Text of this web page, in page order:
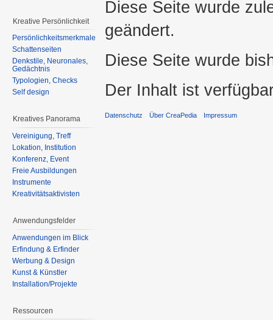
Kreative Persönlichkeit
Persönlichkeitsmerkmale
Schattenseiten
Denkstile, Neuronales,
Gedächtnis
Typologien, Checks
Self design
Kreatives Panorama
Vereinigung, Treff
Lokation, Institution
Konferenz, Event
Freie Ausbildungen
Instrumente
Kreativitätsaktivisten
Anwendungsfelder
Anwendungen im Blick
Erfindung & Erfinder
Werbung & Design
Kunst & Künstler
Installation/Projekte
Ressourcen
Diese Seite wurde
geändert.
Diese Seite wurde
Der Inhalt ist
Datenschutz Über CreaPedia Impressum